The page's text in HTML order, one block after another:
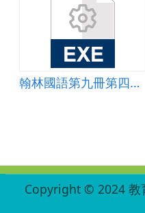
翰林國語第九冊第四課補充教材
Copyright © 2024 教